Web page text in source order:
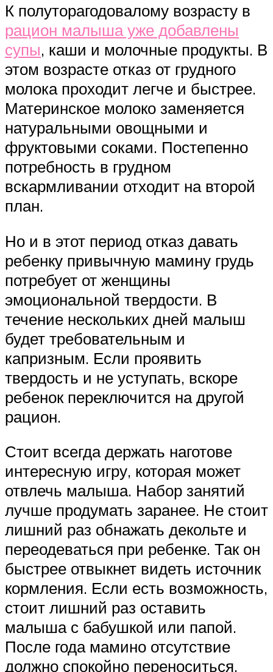
К полуторагодовалому возрасту в
рацион малыша уже добавлены
супы, каши и молочные продукты. В
этом возрасте отказ от грудного
молока проходит легче и быстрее.
Материнское молоко заменяется
натуральными овощными и
фруктовыми соками. Постепенно
потребность в грудном
вскармливании отходит на второй
план.
Но и в этот период отказ давать
ребенку привычную мамину грудь
потребует от женщины
эмоциональной твердости. В
течение нескольких дней малыш
будет требовательным и
капризным. Если проявить
твердость и не уступать, вскоре
ребенок переключится на другой
рацион.
Стоит всегда держать наготове
интересную игру, которая может
отвлечь малыша. Набор занятий
лучше продумать заранее. Не стоит
лишний раз обнажать декольте и
переодеваться при ребенке. Так он
быстрее отвыкнет видеть источник
кормления. Если есть возможность,
стоит лишний раз оставить
малыша с бабушкой или папой.
После года мамино отсутствие
должно спокойно переноситься.